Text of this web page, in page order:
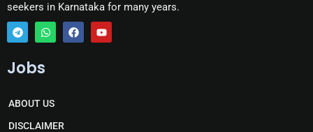
seekers in Karnataka for many years.
T
l
r
a
m
W
a
a
p
p
F Y
Jobs
ABOUT US
DISCLAIMER